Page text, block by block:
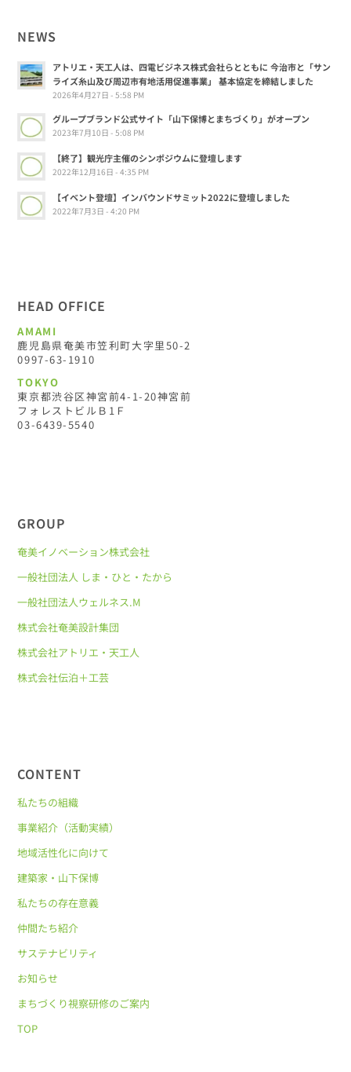
NEWS
アトリエ・天工人は、四電ビジネス株式会社らとともに 今治市と「サン
ライズ糸山及び周辺市有地活用促進事業」 基本協定を締結しました
2026年4月27日 - 5:58 PM
グループブランド公式サイト「山下保博とまちづくり」がオープン
2023年7月10日 - 5:08 PM
【終了】観光庁主催のシンポジウムに登壇します
2022年12月16日 - 4:35 PM
【イベント登壇】インバウンドサミット2022に登壇しました
2022年7月3日 - 4:20 PM
HEAD OFFICE
AMAMI
鹿児島県奄美市笠利町大字里50-2
0997-63-1910
TOKYO
東京都渋谷区神宮前4-1-20神宮前
フォレストビルＢ1Ｆ
03-6439-5540
GROUP
奄美イノベーション株式会社
一般社団法人 しま・ひと・たから
一般社団法人ウェルネス.M
株式会社奄美設計集団
株式会社アトリエ・天工人
株式会社伝泊＋工芸
CONTENT
私たちの組織
事業紹介（活動実績）
地域活性化に向けて
建築家・山下保博
私たちの存在意義
仲間たち紹介
サステナビリティ
お知らせ
まちづくり視察研修のご案内
TOP